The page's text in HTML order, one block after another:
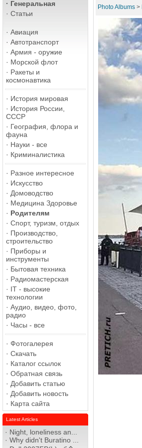
· Генеральная
· Статьи
· Авиация
· Автотранспорт
· Армия - оружие
· Морской флот
· Ракеты и
космонавтика
· История мировая
· История России,
СССР
· География, флора и
фауна
· Науки - все
· Криминалистика
· Разное интересное
· Искусство
· Домоводство
· Медицина Здоровье
· Родителям
· Спорт, туризм, отдых
· Производство,
строительство
· Приборы и
инструменты
· Бытовая техника
· Радиомастерская
· IT - высокие
технологии
· Аудио, видео, фото,
радио
· Часы - все
· Фотогалерея
· Скачать
· Каталог ссылок
· Обратная связь
· Добавить статью
· Добавить новость
· Карта сайта
Latest Articles
· Night, loneliness an...
· Why didn't Buratino ...
Photo Albums >